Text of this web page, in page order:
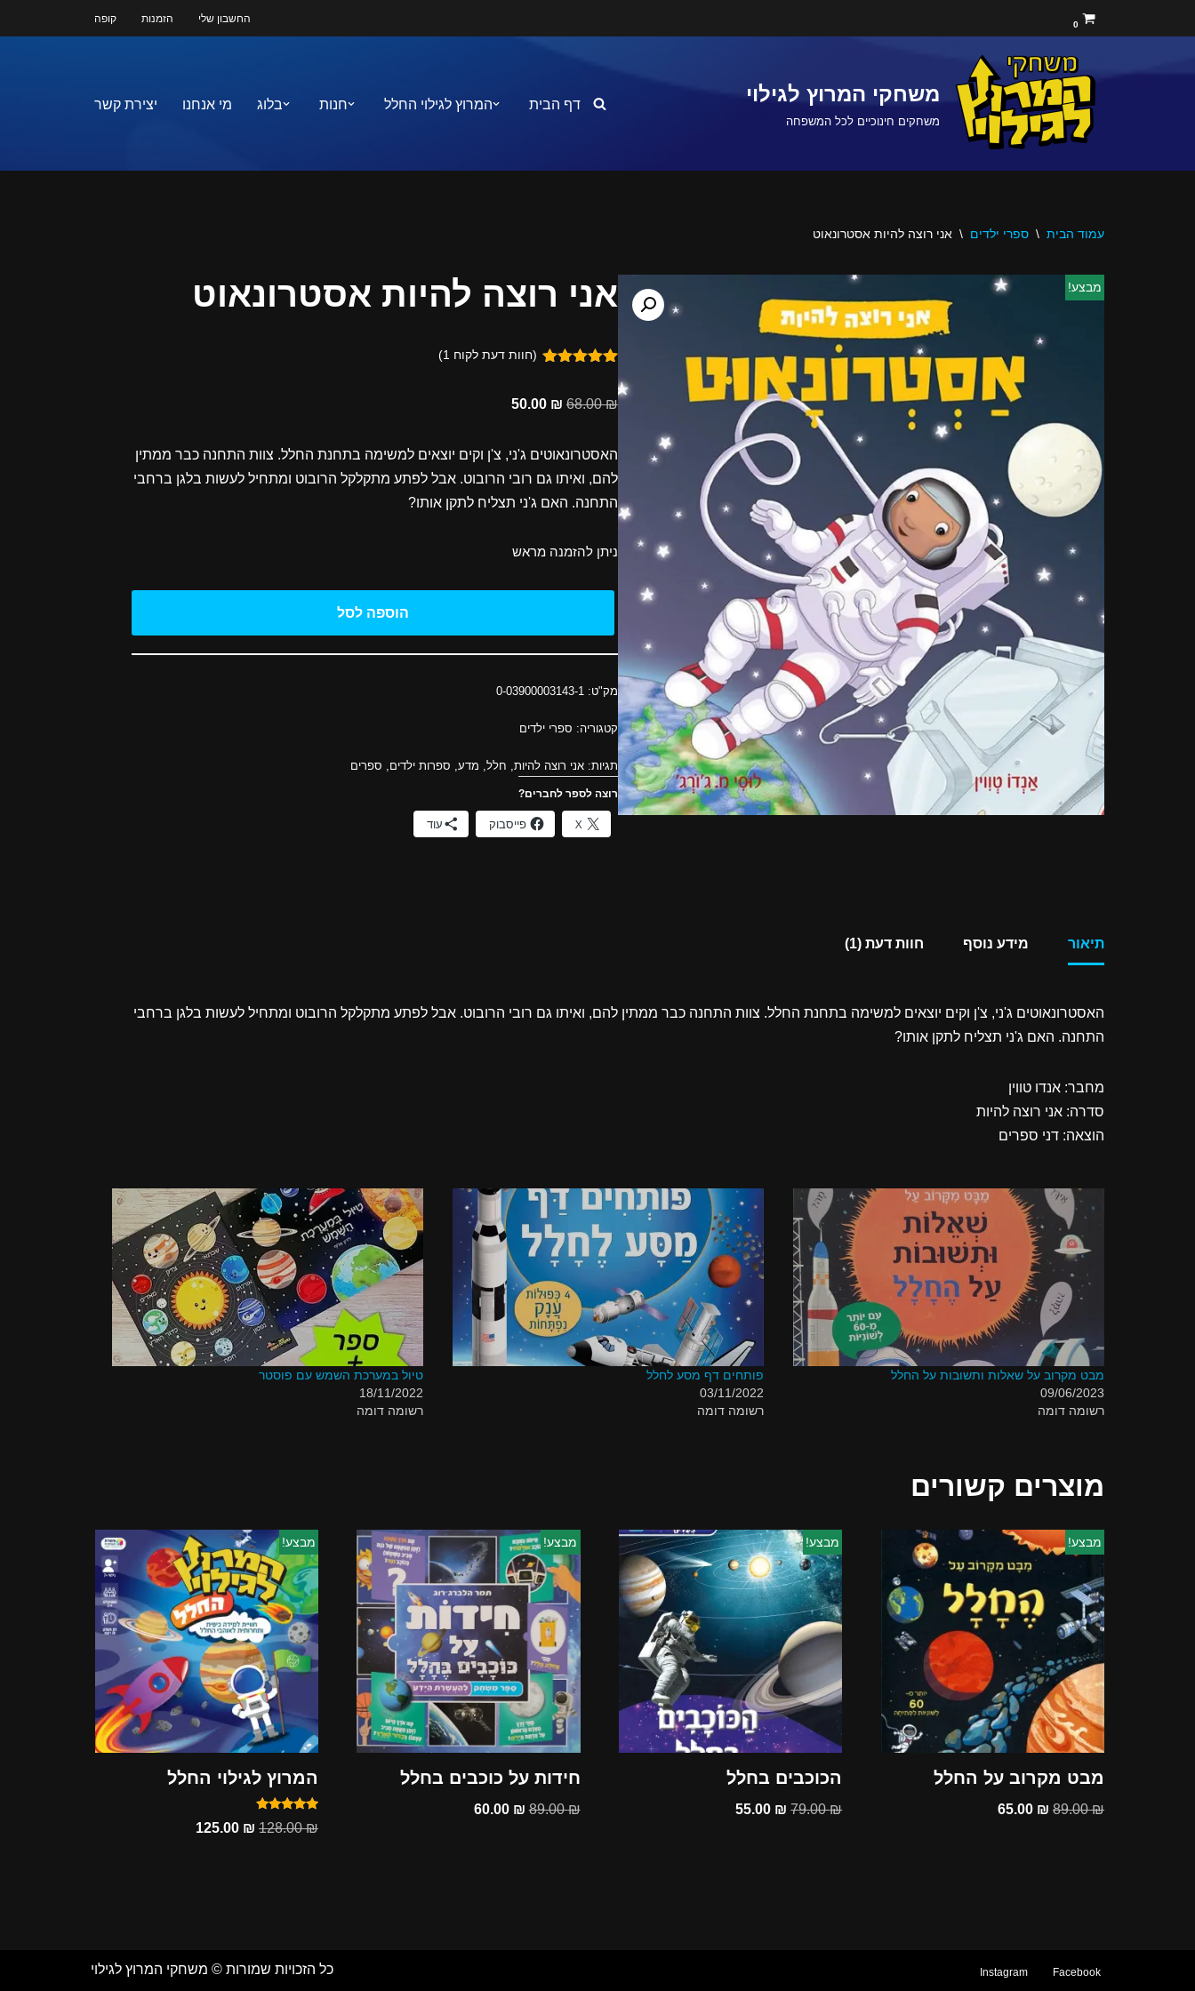
0 החשבון שלי הזמנות קופה
משחקי המרוץ לגילוי
משחקים חינוכיים לכל המשפחה
דף הבית המרוץ לגילוי החלל חנות בלוג מי אנחנו יצירת קשר
עמוד הבית \ ספרי ילדים \ אני רוצה להיות אסטרונאוט
מבצע! אני רוצה להיות אסטרונאוט
מבוסס על
(חוות דעת לקוח 1
)
68.00₪
50.00 ₪
האסטרונאוטים ג'ני, צ'ן וקים יוצאים למשימה בתחנת החלל. צוות התחנה כבר ממתין
להם, ואיתו גם רובי הרובוט. אבל לפתע מתקלקל הרובוט ומתחיל לעשות בלגן ברחבי
התחנה. האם ג'ני תצליח לתקן אותו?
ניתן להזמנה מראש
הוספה לסל
מק"ט: 0-03900003143-1
קטגוריה: ספרי ילדים
תגיות:אני רוצה להיות חלל מדע ספרות ילדים ספרים
רוצה לספר לחברים?
X פייסבוק עוד
תיאור מידע נוסף חוות דעת (1)
האסטרונאוטים ג'ני, צ'ן וקים יוצאים למשימה בתחנת החלל. צוות התחנה כבר ממתין להם, ואיתו גם רובי הרובוט. אבל לפתע מתקלקל הרובוט ומתחיל לעשות בלגן ברחבי
התחנה. האם ג'ני תצליח לתקן אותו?
מחבר: אנדו טווין
סדרה: אני רוצה להיות
הוצאה: דני ספרים
מבט מקרוב על שאלות ותשובות על החלל
09/06/2023
רשומה דומה
פותחים דף מסע לחלל
03/11/2022
רשומה דומה
טיול במערכת השמש עם פוסטר
18/11/2022
רשומה דומה
מוצרים קשורים
מבצע!
מבט מקרוב על החלל
89.00₪
65.00 ₪
מבצע!
הכוכבים בחלל
79.00₪
55.00 ₪
מבצע!
חידות על כוכבים בחלל
89.00₪
60.00 ₪
מבצע!
המרוץ לגילוי החלל
דורג
5.00
128.00₪
125.00 ₪
Facebook
Instagram כל הזכויות שמורות © משחקי המרוץ לגילוי